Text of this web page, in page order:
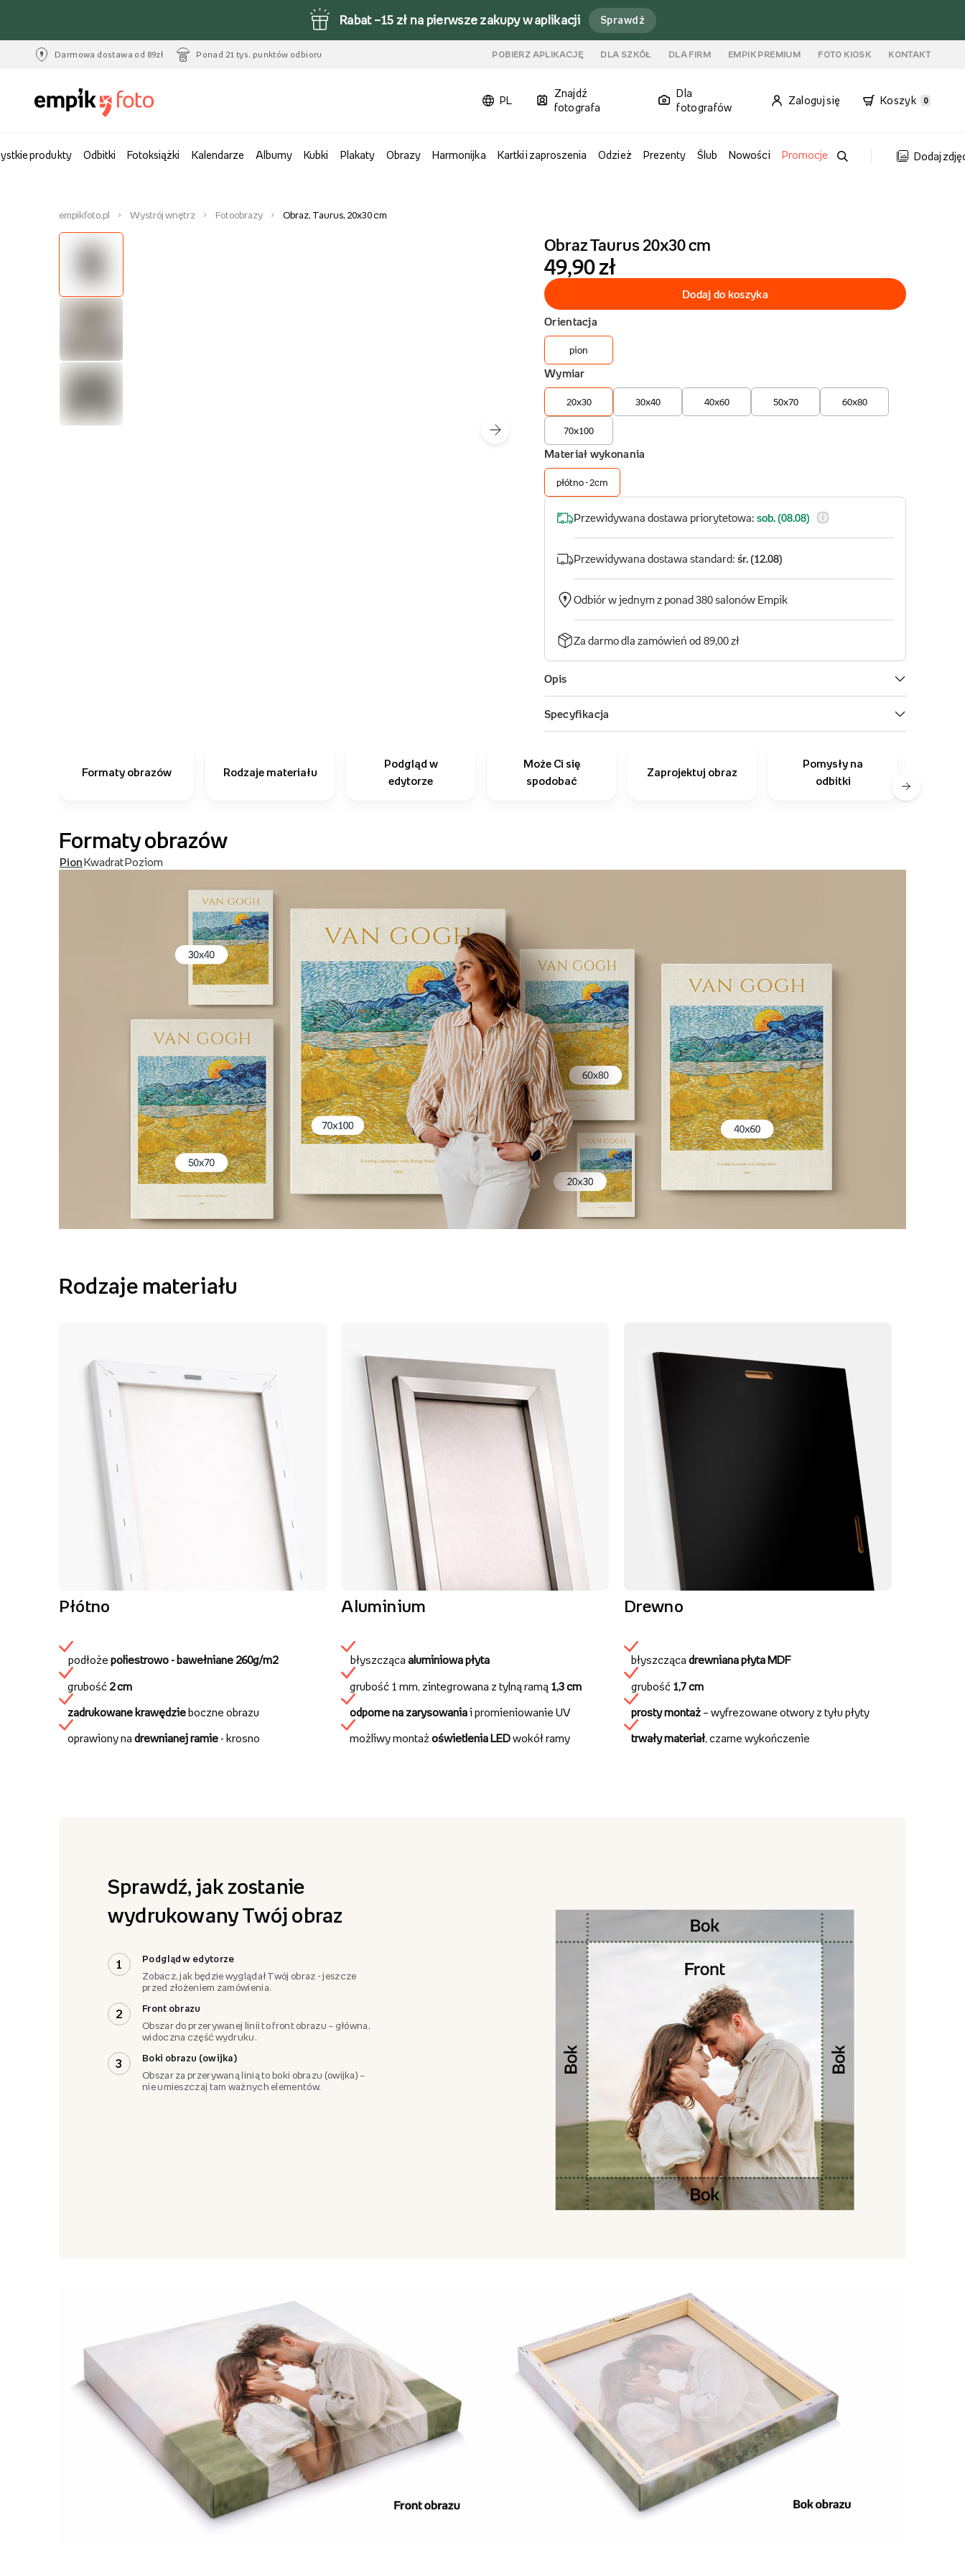
Rabat –15 zł na pierwsze zakupy w aplikacji Sprawdź
Darmowa dostawa od 89zł Ponad 21 tys. punktów odbioru POBIERZ APLIKACJĘ DLA SZKÓŁ DLA FIRM EMPIK PREMIUM FOTO KIOSK KONTAKT
PL
Znajdź
fotografa
Dla
fotografów
Zaloguj się Koszyk 0
produkty Odbitki Fotoksiążki Kalendarze Albumy Kubki Plakaty Obrazy Harmonijka Kartki i zaproszenia Odzież Prezenty Ślub Nowości Promocje Dodaj
empikfoto.pl Wystrój wnętrz Fotoobrazy Obraz, Taurus, 20x30 cm
Formaty obrazów Rodzaje materiału
Podgląd w
edytorze
Może Ci się
spodobać
Zaprojektuj obraz
Pomysły na
odbitki
Formaty obrazów
PionKwadratPoziom
Rodzaje materiału
Płótno
podłoże poliestrowo - bawełniane 260g/m2
grubość 2 cm
zadrukowane krawędzie boczne obrazu
oprawiony na drewnianej ramie - krosno
Aluminium
błyszczącaaluminiowa płyta
grubość 1 mm, zintegrowana z tylną ramą 1,3 cm
odporne na zarysowaniai promieniowanie UV
możliwy montażoświetlenia LEDwokół ramy
Drewno
błyszcząca drewniana płyta MDF
grubość 1,7 cm
prosty montaż– wyfrezowane otwory z tyłu płyty
trwały materiał, czarne wykończenie
Sprawdź, jak zostanie
wydrukowany Twój obraz
1
Podgląd w edytorze
Zobacz, jak będzie wyglądał Twój obraz - jeszcze
przed złożeniem zamówienia.
2
Front obrazu
Obszar do przerywanej linii to front obrazu – główna,
widoczna część wydruku.
3
Boki obrazu (owijka)
Obszar za przerywaną linią to boki obrazu (owijka) –
nie umieszczaj tam ważnych elementów.